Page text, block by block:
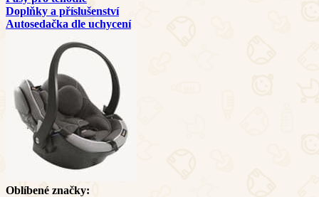
Doplňky a příslušenství
Autosedačka dle uchycení
Oblíbené značky: